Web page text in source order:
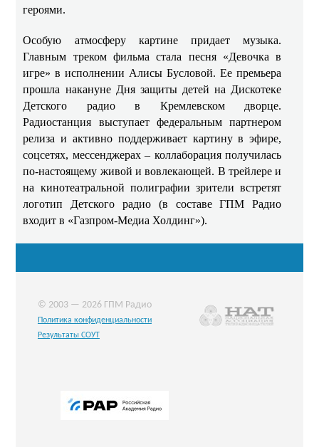
героями.
Особую атмосферу картине придает музыка.
Главным треком фильма стала песня «Девочка в
игре» в исполнении Алисы Бусловой. Ее премьера
прошла накануне Дня защиты детей на Дискотеке
Детского радио в Кремлевском дворце.
Радиостанция выступает федеральным партнером
релиза и активно поддерживает картину в эфире,
соцсетях, мессенджерах – коллаборация получилась
по-настоящему живой и вовлекающей. В трейлере и
на кинотеатральной полиграфии зрители встретят
логотип Детского радио (в составе ГПМ Радио
входит в «Газпром-Медиа Холдинг»).
© 2003 — 2026 ГПМ Радио
Политика конфиденциальности
Результаты СОУТ